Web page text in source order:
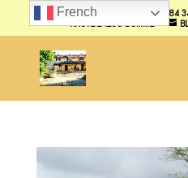
07 70 40 87 31 - 07 70 38 84 34
HAUTE 24250 DOMME
French